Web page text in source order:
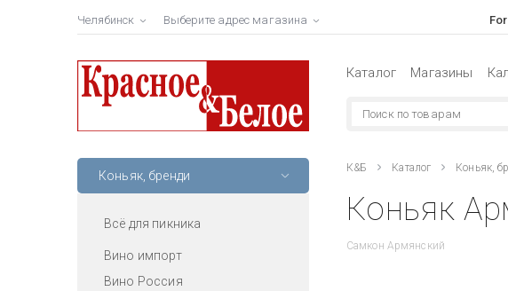
Челябинск Выберите адрес магазина
Каталог Магазины
Коньяк, бренди
Всё для пикника
Вино импорт
Вино Россия
К&Б Каталог Коньяк,
Коньяк
Самкон Армянский